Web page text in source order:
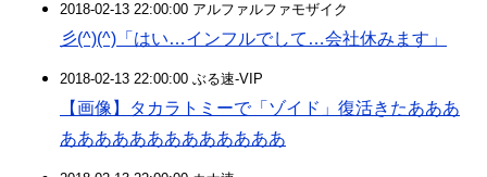
2018-02-13 22:00:00 アルファルファモザイク
彡(^)(^)「はい…インフルでして…会社休みます」
2018-02-13 22:00:00 ぶる速-VIP
【画像】タカラトミーで「ゾイド」復活きたあああ
あああああああああああああ